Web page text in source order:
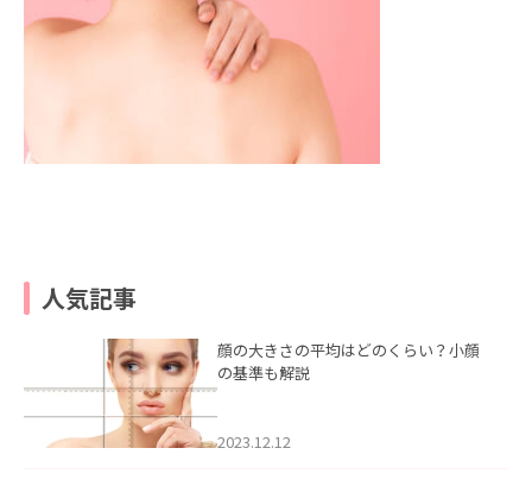
人気記事
顔の大きさの平均はどのくらい？小顔
の基準も解説
2023.12.12